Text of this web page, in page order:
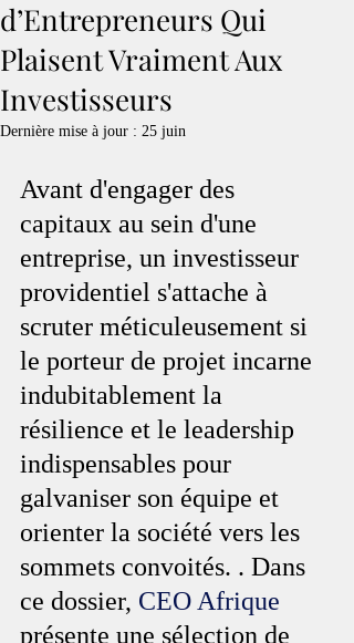
d’Entrepreneurs Qui
Plaisent Vraiment Aux
Investisseurs
Dernière mise à jour : 25 juin
Avant d'engager des
capitaux au sein d'une
entreprise, un investisseur
providentiel s'attache à
scruter méticuleusement si
le porteur de projet incarne
indubitablement la
résilience et le leadership
indispensables pour
galvaniser son équipe et
orienter la société vers les
sommets convoités. . Dans
ce dossier, CEO Afrique
présente une sélection de